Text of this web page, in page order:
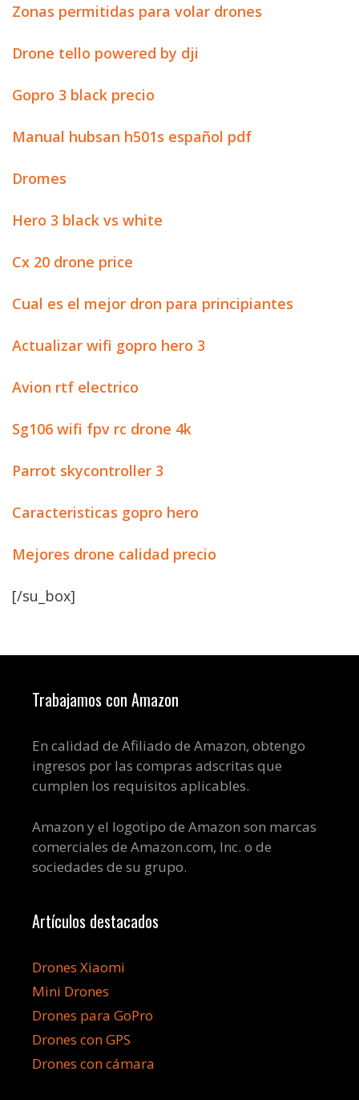
Zonas permitidas para volar drones
Drone tello powered by dji
Gopro 3 black precio
Manual hubsan h501s español pdf
Dromes
Hero 3 black vs white
Cx 20 drone price
Cual es el mejor dron para principiantes
Actualizar wifi gopro hero 3
Avion rtf electrico
Sg106 wifi fpv rc drone 4k
Parrot skycontroller 3
Caracteristicas gopro hero
Mejores drone calidad precio
[/su_box]
Trabajamos con Amazon
En calidad de Afiliado de Amazon, obtengo
ingresos por las compras adscritas que
cumplen los requisitos aplicables.
Amazon y el logotipo de Amazon son marcas
comerciales de Amazon.com, Inc. o de
sociedades de su grupo.
Artículos destacados
Drones Xiaomi
Mini Drones
Drones para GoPro
Drones con GPS
Drones con cámara